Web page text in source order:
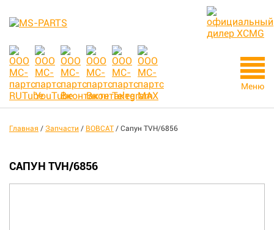
Меню
Главная / Запчасти / BOBCAT / Сапун TVH/6856
САПУН TVH/6856